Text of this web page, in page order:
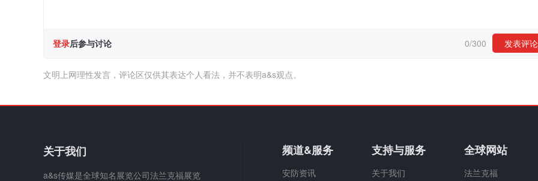
登录后参与讨论 0/300 发表评论
文明上网理性发言，评论区仅供其表达个人看法，并不表明a&s观点。
关于我们
a&s传媒是全球知名展览公司法兰克福展览
频道&服务
安防资讯
支持与服务
关于我们
全球网站
法兰克福